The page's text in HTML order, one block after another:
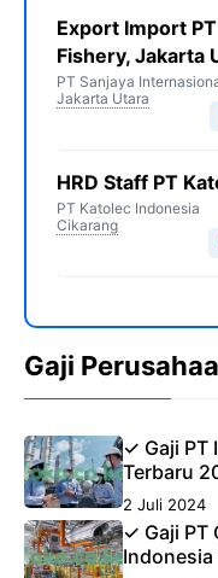
Export Import
Fishery, Jakarta
PT Sanjaya
Jakarta Utara
HRD Staff PT
PT Katolec Indonesia
Cikarang
Gaji
✓ Gaji PT
Terbaru
2 Juli 2024
✓ Gaji PT
Indonesia